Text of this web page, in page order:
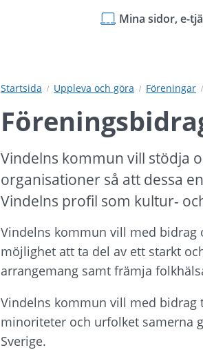
Mina sidor, e-
Startsida Uppleva och göra Föreningar
Vindelns kommun vill stödja
organisationer så att dessa
Vindelns profil som kultur-
Vindelns kommun vill med bidrag
möjlighet att ta del av ett starkt
arrangemang samt främja
Vindelns kommun vill med
minoriteter och urfolket samerna
Sverige.